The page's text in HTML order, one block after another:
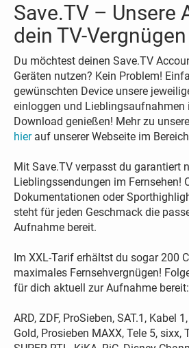
Save.TV – Unsere
dein TV-Vergnügen
Du möchtest deinen Save.TV
Geräten nutzen? Kein Problem!
gewünschten Device unsere
einloggen und Lieblingsaufnahmen
Download genießen! Mehr zu
hierauf unserer Webseite im Bereich
Mit Save.TV verpasst du garantiert
Lieblingssendungen im Fernsehen!
Dokumentationen oder
steht für jeden Geschmack die
Aufnahme bereit.
Im XXL-Tarif erhältst du sogar 200
maximales Fernsehvergnügen!
für dich aktuell zur Aufnahme bereit:
ARD, ZDF, ProSieben, SAT.1, Kabel
Gold, Prosieben MAXX, Tele 5, sixx,